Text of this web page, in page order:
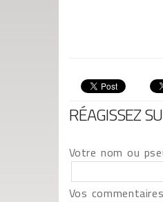
RÉAGISSEZ
Votre nom ou
Vos